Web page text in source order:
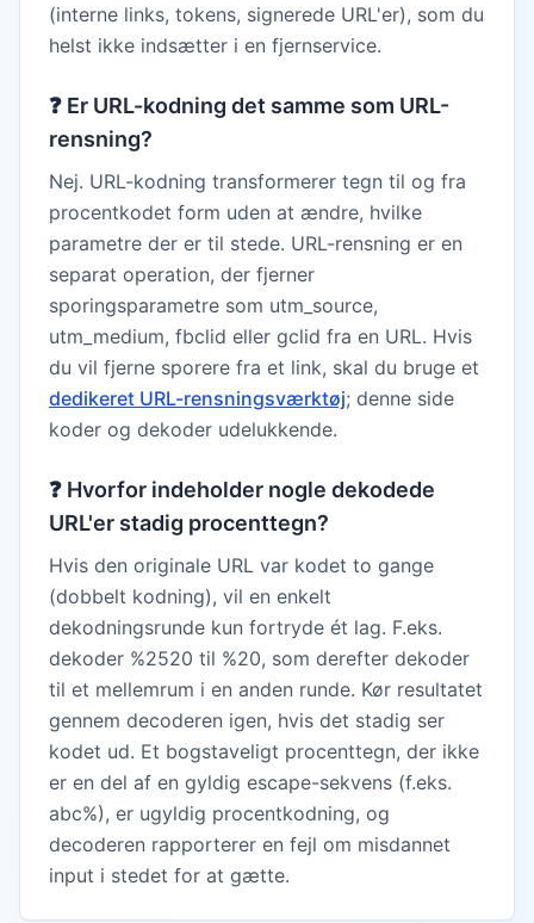
(interne links, tokens, signerede URL'er), som du
helst ikke indsætter i en fjernservice.
❓ Er URL-kodning det samme som URL-
rensning?
Nej. URL-kodning transformerer tegn til og fra
procentkodet form uden at ændre, hvilke
parametre der er til stede. URL-rensning er en
separat operation, der fjerner
sporingsparametre som utm_source,
utm_medium, fbclid eller gclid fra en URL. Hvis
du vil fjerne sporere fra et link, skal du bruge et
dedikeret URL-rensningsværktøj; denne side
koder og dekoder udelukkende.
❓ Hvorfor indeholder nogle dekodede
URL'er stadig procenttegn?
Hvis den originale URL var kodet to gange
(dobbelt kodning), vil en enkelt
dekodningsrunde kun fortryde ét lag. F.eks.
dekoder %2520 til %20, som derefter dekoder
til et mellemrum i en anden runde. Kør resultatet
gennem decoderen igen, hvis det stadig ser
kodet ud. Et bogstaveligt procenttegn, der ikke
er en del af en gyldig escape-sekvens (f.eks.
abc%), er ugyldig procentkodning, og
decoderen rapporterer en fejl om misdannet
input i stedet for at gætte.